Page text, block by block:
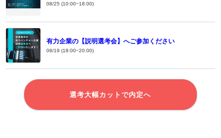
08/25 (10:00~18:00)
有力企業の【説明選考会】へご参加ください
08/19 (18:00~20:00)
選考大幅カットで内定へ